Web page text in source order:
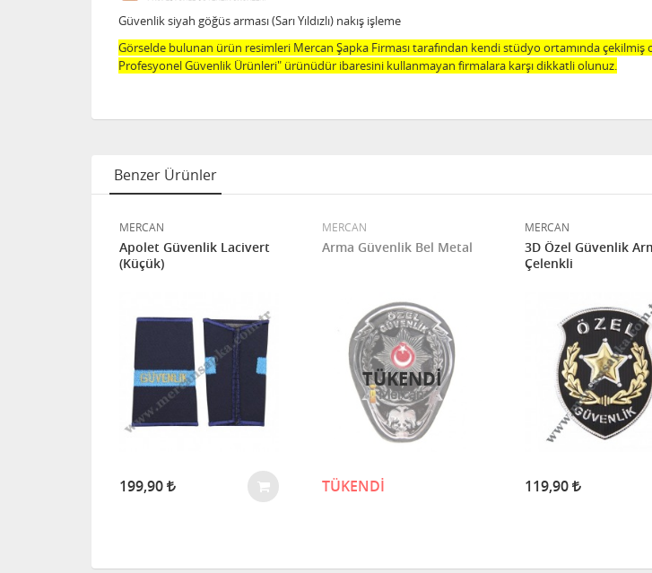
Güvenlik siyah göğüs arması (Sarı Yıldızlı) nakış işleme
Görselde bulunan ürün resimleri Mercan Şapka Firması tarafından kendi stüdyo ortamında çekilmiş
Profesyonel Güvenlik Ürünleri" ürünüdür ibaresini kullanmayan firmalara karşı dikkatli olunuz.
Benzer Ürünler
MERCAN
Apolet Güvenlik Lacivert
(Küçük)
199,90
MERCAN
Arma Güvenlik Bel Metal
TÜKENDİ
TÜKENDI
MERCAN
3D Özel Güvenlik
Çelenkli
119,90